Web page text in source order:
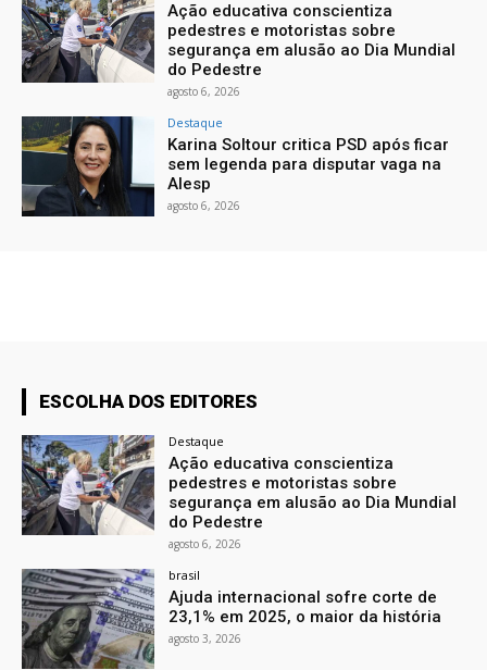
Ação educativa conscientiza
pedestres e motoristas sobre
segurança em alusão ao Dia Mundial
do Pedestre
agosto 6, 2026
Destaque
Karina Soltour critica PSD após ficar
sem legenda para disputar vaga na
Alesp
agosto 6, 2026
ESCOLHA DOS EDITORES
Destaque
Ação educativa conscientiza
pedestres e motoristas sobre
segurança em alusão ao Dia Mundial
do Pedestre
agosto 6, 2026
brasil
Ajuda internacional sofre corte de
23,1% em 2025, o maior da história
agosto 3, 2026